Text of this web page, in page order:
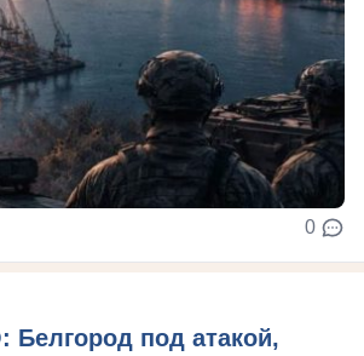
0
Белгород под атакой,